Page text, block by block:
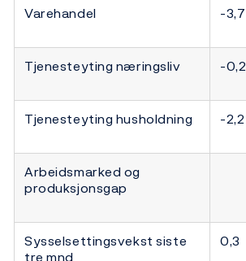
Varehandel -3,7
Tjenesteyting næringsliv -0,2
Tjenesteyting husholdning -2,2
Arbeidsmarked og
produksjonsgap
Sysselsettingsvekst siste
tre mnd
0,3